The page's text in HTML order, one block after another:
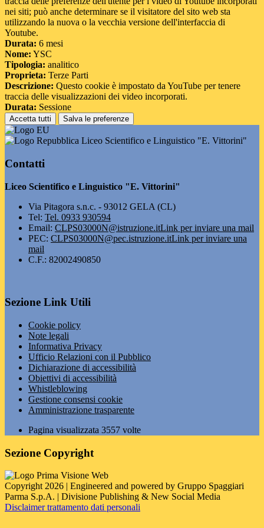
nei siti; può anche determinare se il visitatore del sito web sta
utilizzando la nuova o la vecchia versione dell'interfaccia di
Youtube.
Durata: 6 mesi
Nome: YSC
Tipologia: analitico
Proprieta: Terze Parti
Descrizione: Questo cookie è impostato da YouTube per tenere
traccia delle visualizzazioni dei video incorporati.
Durata: Sessione
Accetta tutti Salva le preferenze
Liceo Scientifico e Linguistico "E. Vittorini"
Contatti
Liceo Scientifico e Linguistico "E. Vittorini"
Via Pitagora s.n.c. - 93012 GELA (CL)
Tel: Tel. 0933 930594
Email: CLPS03000N@istruzione.itLink per inviare una mail
PEC: CLPS03000N@pec.istruzione.itLink per inviare una
mail
C.F.: 82002490850
Sezione Link Utili
Cookie policy
Note legali
Informativa Privacy
Ufficio Relazioni con il Pubblico
Dichiarazione di accessibilità
Obiettivi di accessibilità
Whistleblowing
Gestione consensi cookie
Amministrazione trasparente
Pagina visualizzata 3557 volte
Sezione Copyright
Copyright 2026 | Engineered and powered by Gruppo Spaggiari
Parma S.p.A. | Divisione Publishing & New Social Media
Disclaimer trattamento dati personali